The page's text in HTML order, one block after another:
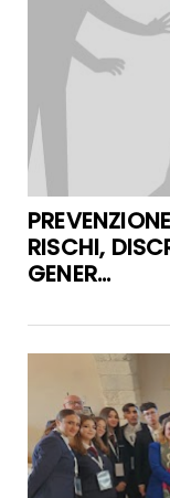
RISCHI,
GENER...